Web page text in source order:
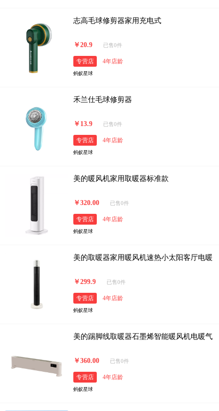
志高毛球修剪器家用充电式
￥20.9 已售0件
专营店 4年店龄
蚂蚁星球
禾兰仕毛球修剪器
￥13.9 已售0件
专营店 4年店龄
蚂蚁星球
美的暖风机家用取暖器标准款
￥320.00 已售0件
专营店 4年店龄
蚂蚁星球
美的取暖器家用暖风机速热小太阳客厅电暖
￥299.9 已售0件
专营店 4年店龄
蚂蚁星球
美的踢脚线取暖器石墨烯智能暖风机电暖气
￥360.00 已售0件
专营店 4年店龄
蚂蚁星球